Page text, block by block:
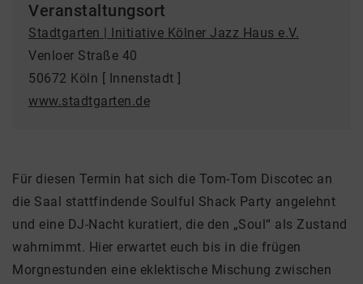
Veranstaltungsort
Stadtgarten | Initiative Kölner Jazz Haus e.V.
Venloer Straße 40
50672 Köln [ Innenstadt ]
www.stadtgarten.de
Für diesen Termin hat sich die Tom-Tom Discotec an
die Saal stattfindende Soulful Shack Party angelehnt
und eine DJ-Nacht kuratiert, die den „Soul“ als Zustand
wahrnimmt. Hier erwartet euch bis in die frügen
Morgnestunden eine eklektische Mischung zwischen